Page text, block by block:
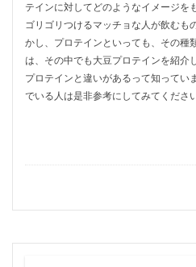
テインに対してどのようなイメージを
ゴリゴリつけるマッチョな人が飲むも
かし、プロテインといっても、その種
は、その中でも大豆プロテインを紹介
プロテインと違いがあるって知ってい
でいる人は是非参考にしてみてください